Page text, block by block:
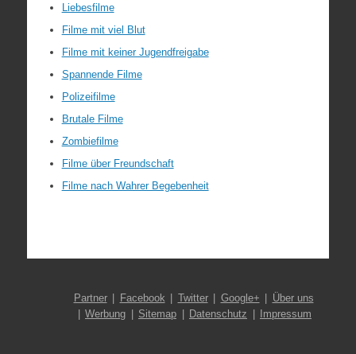
Liebesfilme
Filme mit viel Blut
Filme mit keiner Jugendfreigabe
Spannende Filme
Polizeifilme
Brutale Filme
Zombiefilme
Filme über Freundschaft
Filme nach Wahrer Begebenheit
Partner Facebook Twitter Google+
Über uns
Werbung
Sitemap Datenschutz Impressum